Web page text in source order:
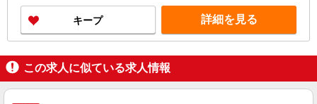
キープ 詳細を見る
この求人に似ている求人情報